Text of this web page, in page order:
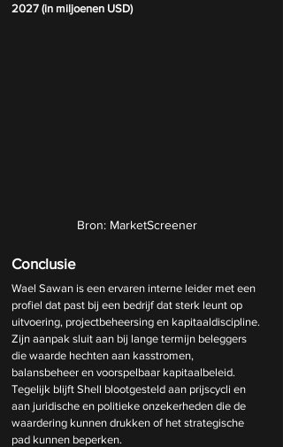
2027 (in miljoenen USD)
Bron: MarketScreener
Conclusie
Wael Sawan is een ervaren interne leider met een
profiel dat past bij een bedrijf dat sterk leunt op
uitvoering, projectbeheersing en kapitaaldiscipline.
Zijn aanpak sluit aan bij lange termijn beleggers
die waarde hechten aan kasstromen,
balansbeheer en voorspelbaar kapitaalbeleid.
Tegelijk blijft Shell blootgesteld aan prijscycli en
aan juridische en politieke onzekerheden die de
waardering kunnen drukken of het strategische
pad kunnen beperken.